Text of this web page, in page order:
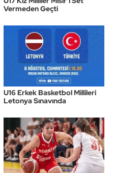
Vermeden Geçti
U16 Erkek Basketbol Millileri
Letonya Sınavında